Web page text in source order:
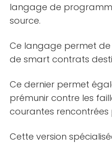
langage de
source.
Ce langage permet
de smart contrats
Ce dernier permet
prémunir contre les
courantes rencontrées
Cette version